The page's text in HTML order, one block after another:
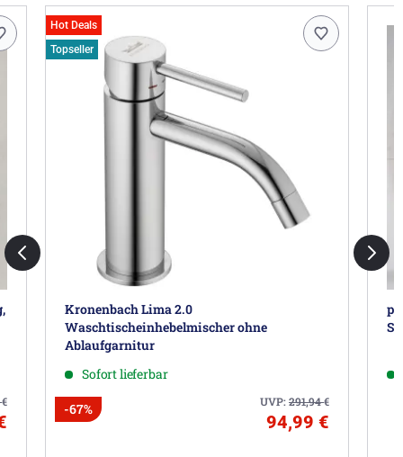
€
Hot Deals
Topseller
Kronenbach Lima 2.0
Waschtischeinhebelmischer ohne
Ablaufgarnitur
Sofort lieferbar
UVP:291,94€
-67%
94,99 €